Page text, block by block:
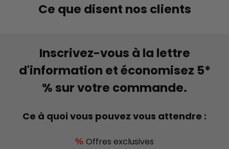
Ce que disent nos clients
Inscrivez-vous à la lettre
d'information et économisez 5*
% sur votre commande.
Ce à quoi vous pouvez vous attendre :
% Offres exclusives